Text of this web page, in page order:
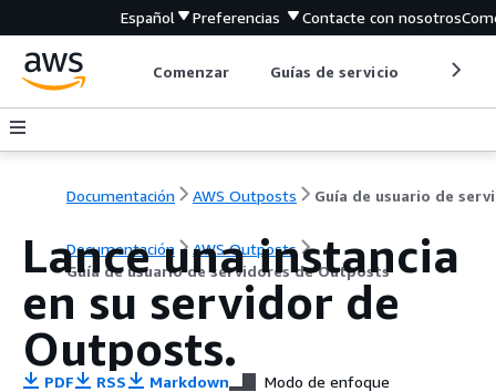
Español Preferencias Contacte con nosotros
Comenzar Guías de servicio
Documentación AWS Outposts
Documentación
AWS Outposts
Guía de usuario de servidores de Outposts
Lance una instancia
en su servidor de
Outposts.
PDF RSS Markdown Modo de enfoque